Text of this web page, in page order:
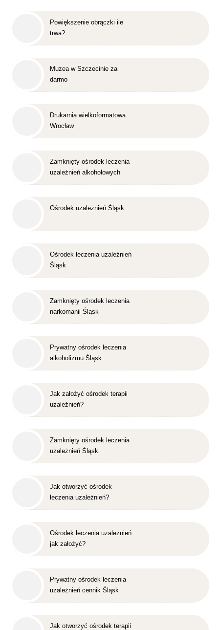
Powiększenie obrączki ile
trwa?
Muzea w Szczecinie za
darmo
Drukarnia wielkoformatowa
Wrocław
Zamknięty ośrodek leczenia
uzależnień alkoholowych
Ośrodek uzależnień Śląsk
Ośrodek leczenia uzależnień
Śląsk
Zamknięty ośrodek leczenia
narkomanii Śląsk
Prywatny ośrodek leczenia
alkoholizmu Śląsk
Jak założyć ośrodek terapii
uzależnień?
Zamknięty ośrodek leczenia
uzależnień Śląsk
Jak otworzyć ośrodek
leczenia uzależnień?
Ośrodek leczenia uzależnień
jak założyć?
Prywatny ośrodek leczenia
uzależnień cennik Śląsk
Jak otworzyć ośrodek terapii